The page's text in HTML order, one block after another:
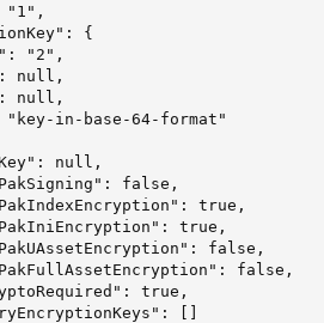
"1",
{
"2",
null,
null,
"key-in-base-64-format"
null,
false,
true,
true,
false,
false,
true,
[]